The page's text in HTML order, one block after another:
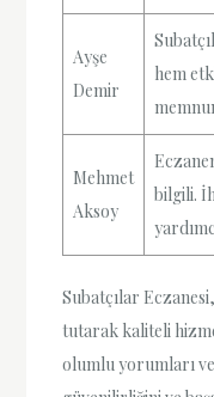
Ayşe
Demir
hem
Mehmet
Aksoy
bilgili.
Subatçılar
tutarak kaliteli
olumlu yorumları